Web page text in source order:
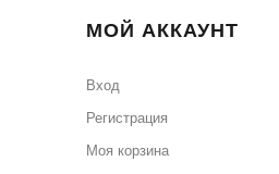
МОЙ АККАУНТ
Вход
Регистрация
Моя корзина